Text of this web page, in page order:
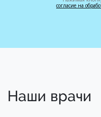
согласие на
Наши врачи